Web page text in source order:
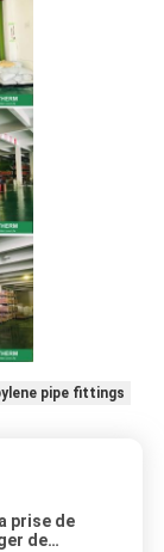
pipe fittings
prise de
de